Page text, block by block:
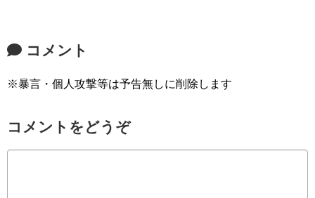
コメント
※暴言・個人攻撃等は予告無しに削除します
コメントをどうぞ